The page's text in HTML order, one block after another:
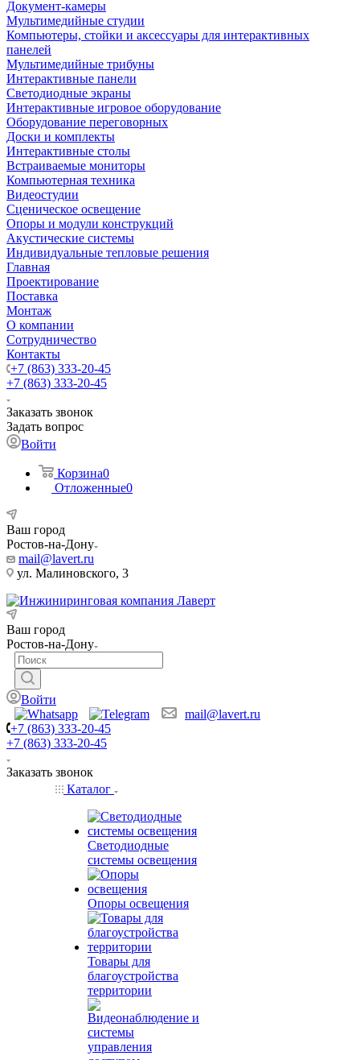
Документ-камеры
Мультимедийные студии
Компьютеры, стойки и аксессуары для интерактивных
панелей
Мультимедийные трибуны
Интерактивные панели
Светодиодные экраны
Интерактивные игровое оборудование
Оборудование переговорных
Доски и комплекты
Интерактивные столы
Встраиваемые мониторы
Компьютерная техника
Видеостудии
Cценическое освещение
Опоры и модули конструкций
Акустические системы
Индивидуальные тепловые решения
Главная
Проектирование
Поставка
Монтаж
О компании
Сотрудничество
Контакты
+7 (863) 333-20-45
+7 (863) 333-20-45
Заказать звонок
Задать вопрос
Войти
Корзина0
Отложенные0
Ваш город
Ростов-на-Дону
mail@lavert.ru
ул. Малиновского, 3
Ваш город
Ростов-на-Дону
Войти
mail@lavert.ru
+7 (863) 333-20-45
+7 (863) 333-20-45
Заказать звонок
Каталог
Светодиодные
системы освещения
Опоры освещения
Товары для
благоустройства
территории